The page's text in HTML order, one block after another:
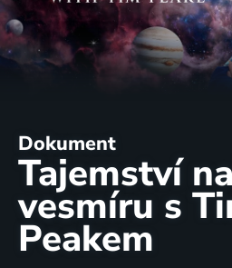
Dokument
Tajemství
vesmíru s
Peakem